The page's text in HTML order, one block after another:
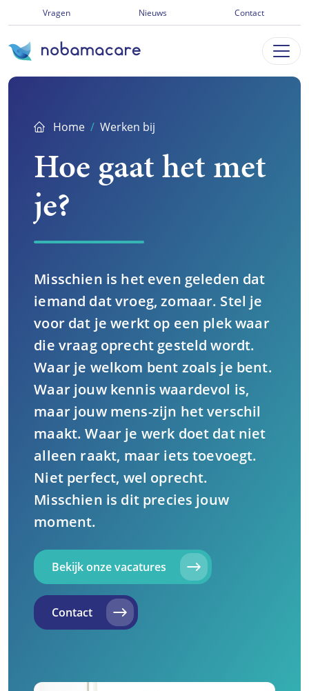
direct
naar
inhoud
Vragen Nieuws Contact
Home Werken bij
Hoe gaat het met
je?
Misschien is het even geleden dat
iemand dat vroeg, zomaar. Stel je
voor dat je werkt op een plek waar
die vraag oprecht gesteld wordt.
Waar je welkom bent zoals je bent.
Waar jouw kennis waardevol is,
maar jouw mens-zijn het verschil
maakt. Waar je werk doet dat niet
alleen raakt, maar iets toevoegt.
Niet perfect, wel oprecht.
Misschien is dit precies jouw
moment.
Bekijk onze vacatures
Contact